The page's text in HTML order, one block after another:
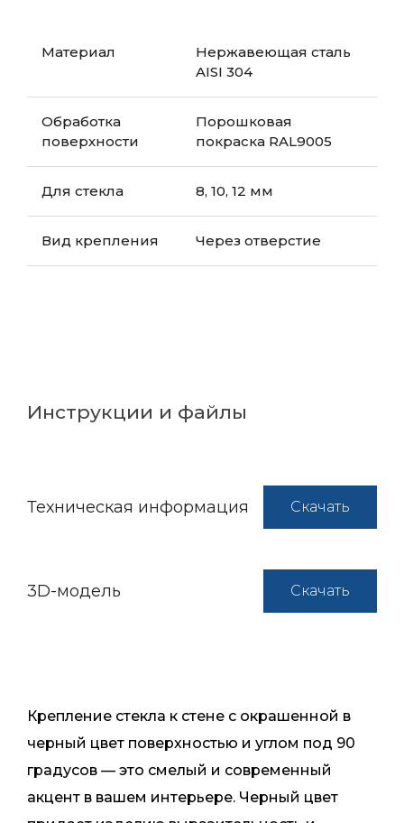
Материал
Нержавеющая сталь
AISI 304
Обработка
поверхности
Порошковая
покраска RAL9005
Для стекла 8, 10, 12 мм
Вид крепления Через отверстие
Инструкции и файлы
Техническая информация Скачать
3D-модель Скачать
Крепление стекла к стене с окрашенной в
черный цвет поверхностью и углом под 90
градусов — это смелый и современный
акцент в вашем интерьере. Черный цвет